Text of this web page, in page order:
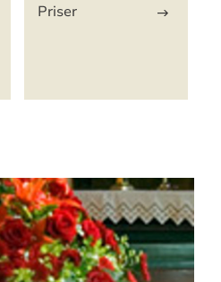
Priser